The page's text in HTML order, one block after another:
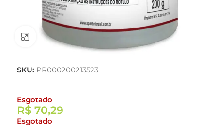
Clique para ampliar
SKU: PR000200213523
Esgotado
R$ 70,29
Esgotado